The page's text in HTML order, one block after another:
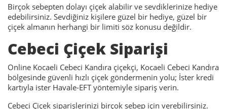
Birçok sebepten dolayı çiçek alabilir ve sevdiklerinize hediye
edebilirsiniz. Sevdiğiniz kişilere güzel bir hediye, güzel bir
çiçek almanın herhangi bir limiti söz konusu değildir.
Cebeci Çiçek Siparişi
Online Kocaeli Cebeci Kandıra çiçekçi, Kocaeli Cebeci Kandıra
bölgesinde güvenli hızlı çiçek göndermenin yolu; İster kredi
kartıyla ister Havale-EFT yöntemiyle sipariş verin.
Cebeci Çiçek siparişlerinizi birçok sebep için verebilirsiniz.